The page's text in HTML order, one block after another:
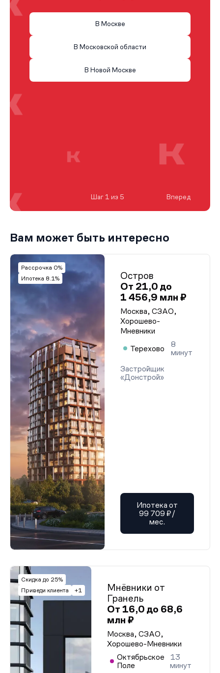
В Москве
В Московской области
В Новой Москве
Шаг 1 из 5 Вперед
Вам может быть интересно
Рассрочка 0%
Ипотека 8.1%
Остров
От 21,0 до
1 456,9 млн ₽
Москва, СЗАО,
Хорошево-
Мневники
Терехово
8
минут
Застройщик
«Донстрой»
Ипотека от
99 709 ₽/
мес.
Скидка до 25%
Приведи клиента
+1
Мнёвники от
Гранель
От 16,0 до 68,6
млн ₽
Москва, СЗАО,
Хорошево-Мневники
Октябрьское
Поле
13
минут